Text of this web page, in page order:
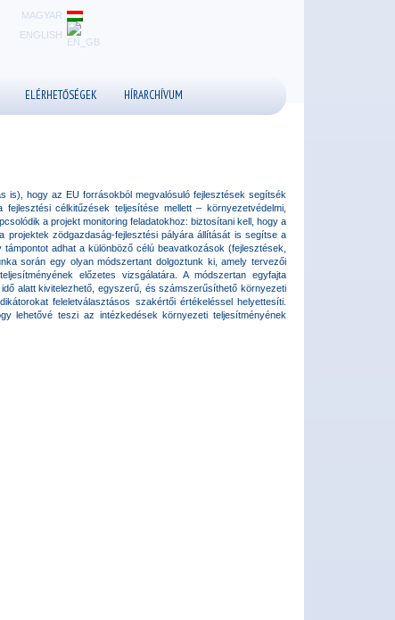
MAGYAR
ENGLISH
ELÉRHETŐSÉGEK HÍRARCHÍVUM
is), hogy az EU forrásokból megvalósuló fejlesztések segítsék
célkitűzések teljesítése mellett – környezetvédelmi,
a projekt monitoring feladatokhoz: biztosítani kell, hogy a
projektek zödgazdaság-fejlesztési pályára állítását is segítse a
adhat a különböző célú beavatkozások (fejlesztések,
során egy olyan módszertant dolgoztunk ki, amely tervezői
előzetes vizsgálatára. A módszertan egyfajta
alatt kivitelezhető, egyszerű, és számszerűsíthető környezeti
feleletválasztásos szakértői értékeléssel helyettesíti.
lehetővé teszi az intézkedések környezeti teljesítményének